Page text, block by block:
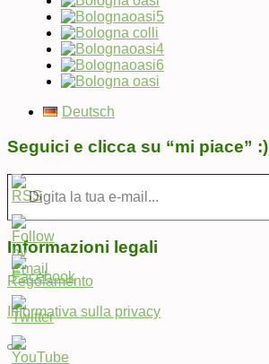
Deutsch
Seguici e clicca su “mi piace” :)
Digita la tua e-mail...
Informazioni legali
Regolamento
Informativa sulla privacy